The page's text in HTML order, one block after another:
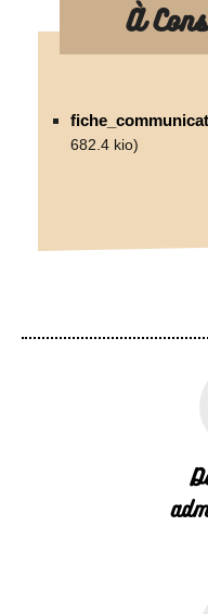
À
682.4 kio)